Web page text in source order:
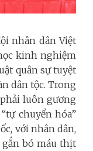
nhân dân Việt
kinh nghiệm
quân sự tuyệt
dân tộc. Trong
luôn gương
chuyển hóa”
với nhân dân,
bó máu thịt